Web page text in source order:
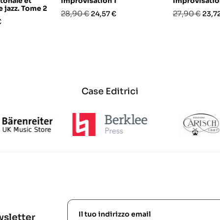
jazz. Tome 2
Prezzo
28,90 € Prezzo
24,57 €
Prezzo
27,90 €
Case Editrici